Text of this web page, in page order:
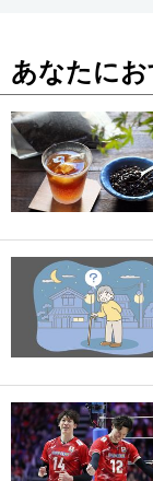
あなたに